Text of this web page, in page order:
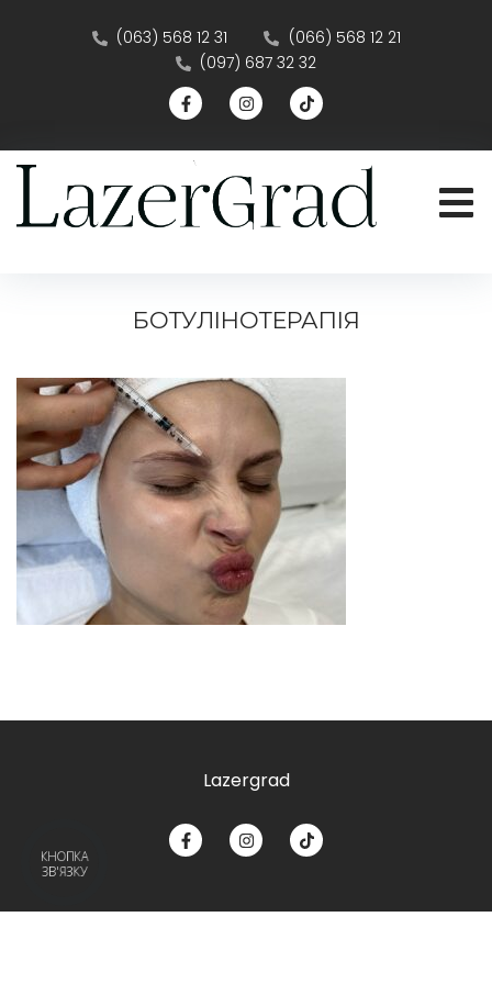
(063) 568 12 31
(066) 568 12 21
(097) 687 32 32
БОТУЛІНОТЕРАПІЯ
Lazergrad
КНОПКА
ЗВ'ЯЗКУ